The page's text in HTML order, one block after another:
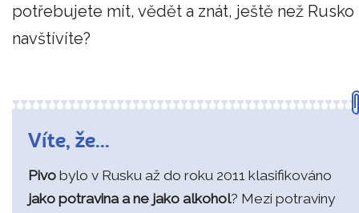
potřebujete mít, vědět a znát, ještě než Rusko
navštívíte?
Víte, že...
Pivo bylo v Rusku až do roku 2011 klasifikováno
jako potravina a ne jako alkohol? Mezi potraviny